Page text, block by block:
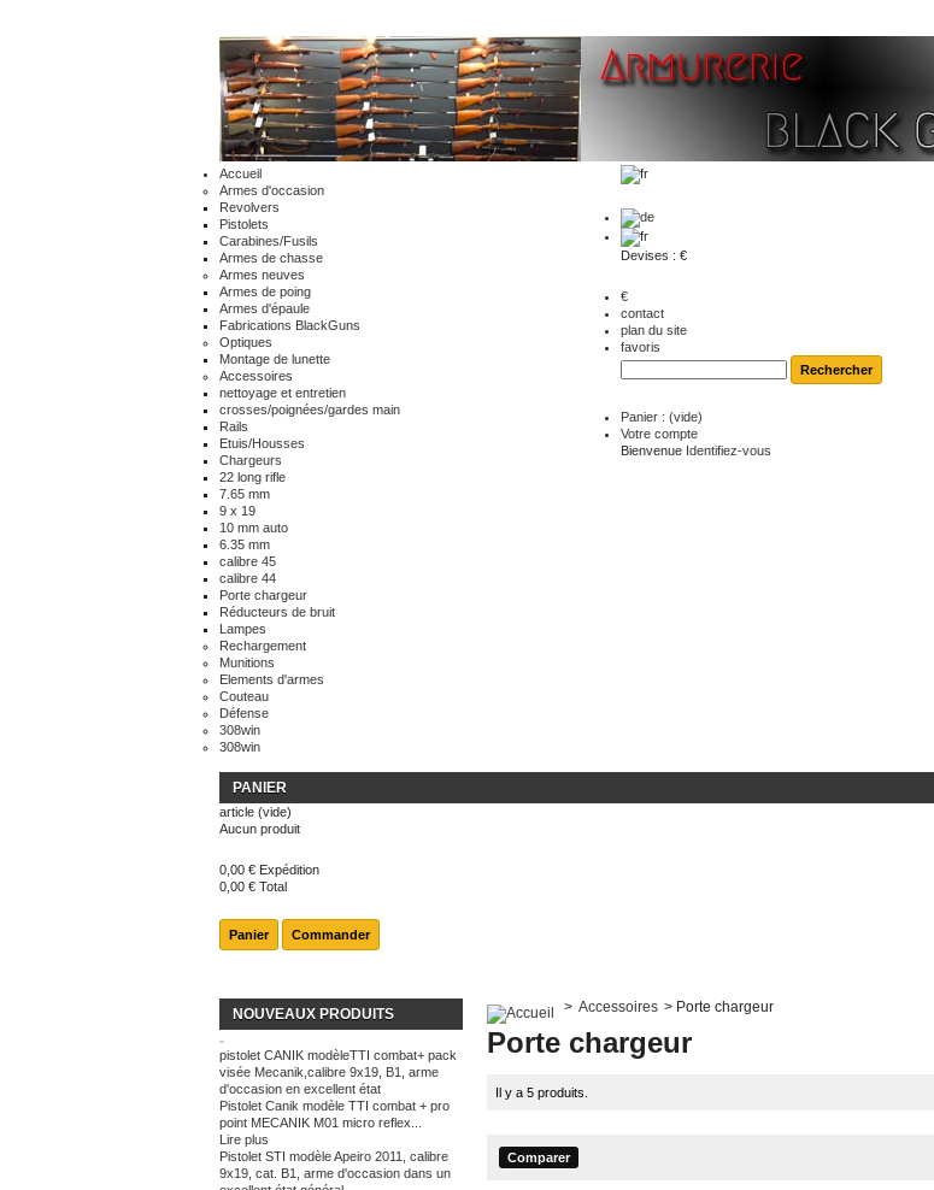
Devises : €
€
contact
plan du site
favoris
Panier : (vide)
Votre compte
Bienvenue Identifiez-vous
Accueil
Armes d'occasion
Revolvers
Pistolets
Carabines/Fusils
Armes de chasse
Armes neuves
Armes de poing
Armes d'épaule
Fabrications BlackGuns
Optiques
Montage de lunette
Accessoires
nettoyage et entretien
crosses/poignées/gardes main
Rails
Etuis/Housses
Chargeurs
22 long rifle
7.65 mm
9 x 19
10 mm auto
6.35 mm
calibre 45
calibre 44
Porte chargeur
Réducteurs de bruit
Lampes
Rechargement
Munitions
Elements d'armes
Couteau
Défense
308win
308win
PANIER
article (vide)
Aucun produit
0,00 € Expédition
0,00 € Total
Panier Commander
NOUVEAUX PRODUITS
pistolet CANIK modèleTTI combat+ pack
visée Mecanik,calibre 9x19, B1, arme
d'occasion en excellent état
Pistolet Canik modèle TTI combat + pro
point MECANIK M01 micro reflex...
Lire plus
Pistolet STI modèle Apeiro 2011, calibre
9x19, cat. B1, arme d'occasion dans un
> Accessoires > Porte chargeur
Porte chargeur
Il y a 5 produits.